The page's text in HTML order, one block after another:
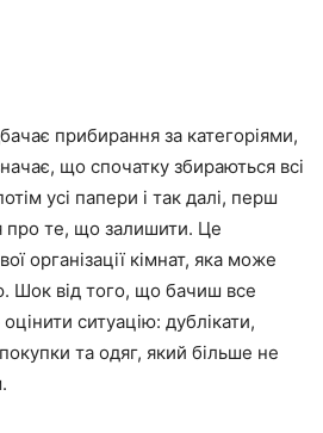
прибирання за категоріями,
що спочатку збираються всі
усі папери і так далі, перш
про те, що залишити. Це
організації кімнат, яка може
Шок від того, що бачиш все
ситуацію: дублікати,
та одяг, який більше не